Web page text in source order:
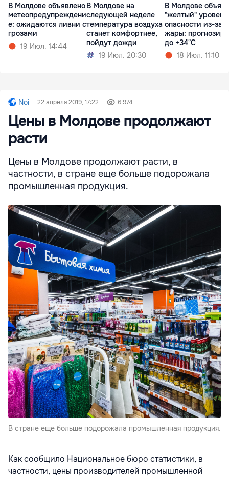
В Молдове объявлено
метеопредупреждени
е: ожидаются ливни с
грозами
19 Июл. 14:44
В Молдове на
следующей неделе
температура воздуха
станет комфортнее,
пойдут дожди
19 Июл. 20:30
В Молдове
"желтый" уровень
опасности из-за
жары:
до +34°C
18 Июл. 11:10
Noi 22 апреля 2019, 17:22 6 974
Цены в Молдове продолжают
расти
Цены в Молдове продолжают расти, в
частности, в стране еще больше подорожала
промышленная продукция.
В стране еще больше подорожала промышленная продукция.
Как сообщило Национальное бюро статистики, в
частности, цены производителей промышленной